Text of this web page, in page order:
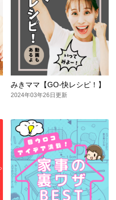
みきママ【GO-快レシピ！】
2024年03年26日更新